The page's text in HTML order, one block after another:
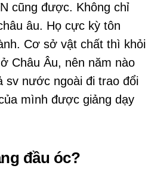
cũng được. Không chỉ
âu. Họ cực kỳ tôn
Cơ sở vật chất thì khỏi
Châu Âu, nên năm nào
sv nước ngoài đi trao đổi
mình được giảng dạy
đầu óc?